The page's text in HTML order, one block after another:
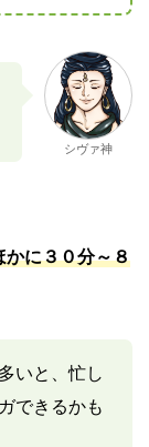
シヴァ神
かに３０分～８
いと、忙し
できるかも